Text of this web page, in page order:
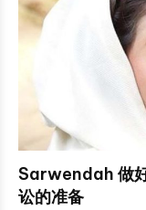
Sarwendah 做
讼的准备